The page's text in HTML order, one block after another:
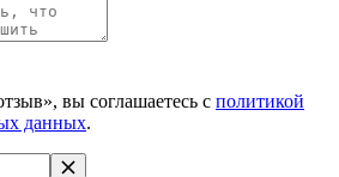
вы соглашаетесь с политикой
данных.